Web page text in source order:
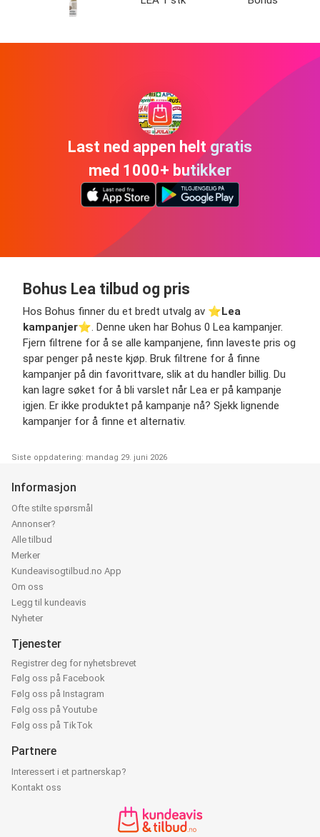
Last ned appen helt gratis
med 1000+ butikker
Bohus Lea tilbud og pris
Hos Bohus finner du et bredt utvalg av ⭐️Lea
kampanjer⭐️. Denne uken har Bohus 0 Lea kampanjer.
Fjern filtrene for å se alle kampanjene, finn laveste pris og
spar penger på neste kjøp. Bruk filtrene for å finne
kampanjer på din favorittvare, slik at du handler billig. Du
kan lagre søket for å bli varslet når Lea er på kampanje
igjen. Er ikke produktet på kampanje nå? Sjekk lignende
kampanjer for å finne et alternativ.
Siste oppdatering: mandag 29. juni 2026
Informasjon
Ofte stilte spørsmål
Annonser?
Alle tilbud
Merker
Kundeavisogtilbud.no App
Om oss
Legg til kundeavis
Nyheter
Tjenester
Registrer deg for nyhetsbrevet
Følg oss på Facebook
Følg oss på Instagram
Følg oss på Youtube
Følg oss på TikTok
Partnere
Interessert i et partnerskap?
Kontakt oss